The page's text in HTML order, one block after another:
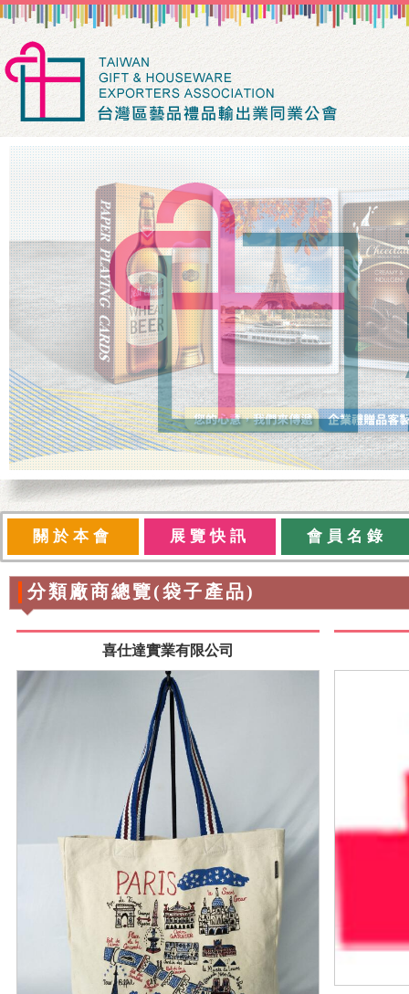
關於本會 展覽快訊 會員名錄
分類廠商總覽(袋子產品)
喜仕達實業有限公司